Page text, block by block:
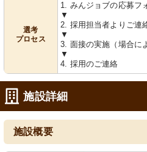
選考
プロセス
1. みんジョブの応募フ
▼
2. 採用担当者よりご連
▼
3. 面接の実施（場合に
▼
4. 採用のご連絡
施設詳細
施設概要